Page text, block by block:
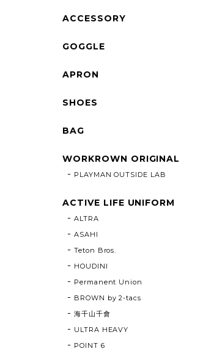
ACCESSORY
GOGGLE
APRON
SHOES
BAG
WORKROWN ORIGINAL
PLAYMAN OUTSIDE LAB
ACTIVE LIFE UNIFORM
ALTRA
ASAHI
Teton Bros.
HOUDINI
Permanent Union
BROWN by 2-tacs
海千山千會
ULTRA HEAVY
POINT 6